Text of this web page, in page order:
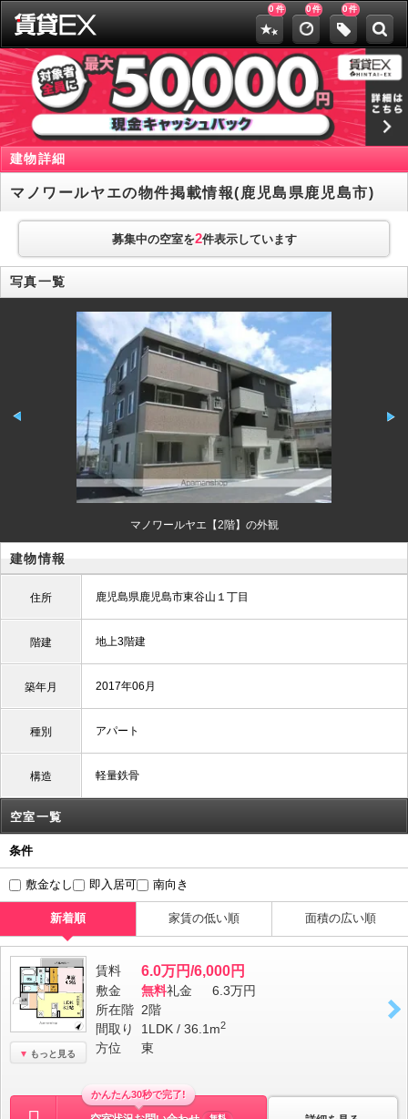
0 件 0件 0件
建物詳細
マノワールヤエの物件掲載情報(鹿児島県鹿児島市)
募集中の空室を2件表示しています
写真一覧
マノワールヤエ【2階】の外観
建物情報
住所 鹿児島県鹿児島市東谷山１丁目
階建 地上3階建
築年月 2017年06月
種別 アパート
構造 軽量鉄骨
空室一覧
条件
敷金なし 即入居可 南向き
新着順 家賃の低い順 面積の広い順
もっと見る
賃料 6.0万円/6,000円
敷金 無料礼金
6.3万円
所在階 2階
間取り
1LDK / 36.1m2
方位 東
かんたん30秒で完了!